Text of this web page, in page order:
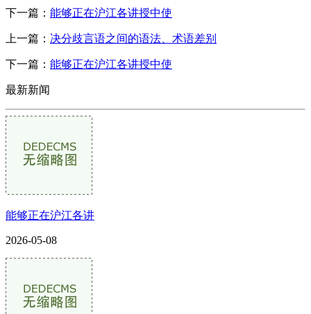
下一篇： 能够正在沪江各讲授中使
上一篇： 决分歧言语之间的语法、术语差别
下一篇： 能够正在沪江各讲授中使
最新新闻
能够正在沪江各讲
2026-05-08